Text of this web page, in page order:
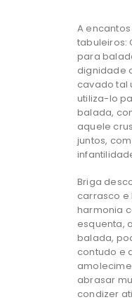
A
tabuleiros:
para
dignidade
cavado tal
utiliza-lo
balada,
aquele
juntos,
Briga
carrasco
harmonia
esquenta,
balada,
contudo e
abrasar
condizer